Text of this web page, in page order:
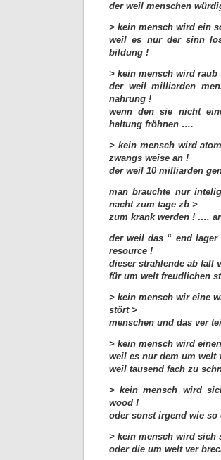
der weil menschen
> kein mensch wird ein
weil es nur der sinn
bildung !
> kein mensch wird
der weil milliarden
nahrung !
wenn den sie nicht
haltung fröhnen ….
> kein mensch wird
zwangs weise an !
der weil 10 milliarden
man brauchte nur
nacht zum tage zb >
zum krank werden ! ….
der weil das “ end
resource !
dieser strahlende ab fall
für um welt freudlichen
> kein mensch wir eine
stört >
menschen und das ver
> kein mensch wird
weil es nur dem um welt
weil tausend fach zu
> kein mensch wird
wood !
oder sonst irgend wie
> kein mensch wird sich
oder die um welt ver